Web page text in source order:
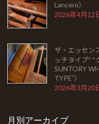
Lancero）
2026年4月12
ザ・エッセン
ッチタイプ” “
SUNTORY
TYPE”）
2026年3月20
月別アーカイブ